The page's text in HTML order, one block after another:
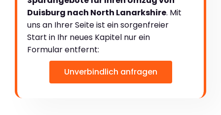
Duisburg nach North Lanarkshire. Mit
uns an Ihrer Seite ist ein sorgenfreier
Start in Ihr neues Kapitel nur ein
Formular entfernt:
Unverbindlich anfragen